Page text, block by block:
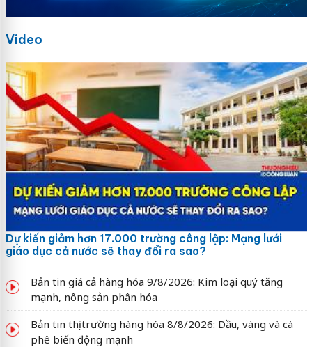
Video
Dự kiến giảm hơn 17.000 trường công lập: Mạng lưới
giáo dục cả nước sẽ thay đổi ra sao?
Bản tin giá cả hàng hóa 9/8/2026: Kim loại quý tăng
mạnh, nông sản phân hóa
Bản tin thị trường hàng hóa 8/8/2026: Dầu, vàng và cà
phê biến động mạnh